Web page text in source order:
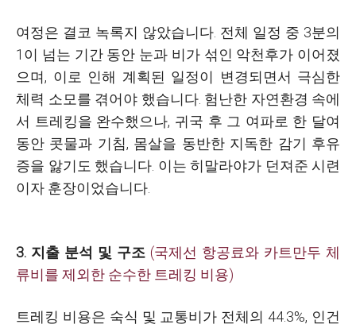
여정은 결코 녹록지 않았습니다. 전체 일정 중 3분의
1이 넘는 기간 동안 눈과 비가 섞인 악천후가 이어졌
으며, 이로 인해 계획된 일정이 변경되면서 극심한
체력 소모를 겪어야 했습니다. 험난한 자연환경 속에
서 트레킹을 완수했으나, 귀국 후 그 여파로 한 달여
동안 콧물과 기침, 몸살을 동반한 지독한 감기 후유
증을 앓기도 했습니다. 이는 히말라야가 던져준 시련
이자 훈장이었습니다.
3. 지출 분석 및 구조 (국제선 항공료와 카트만두 체
류비를 제외한 순수한 트레킹 비용)
트레킹 비용은 숙식 및 교통비가 전체의 44.3%, 인건